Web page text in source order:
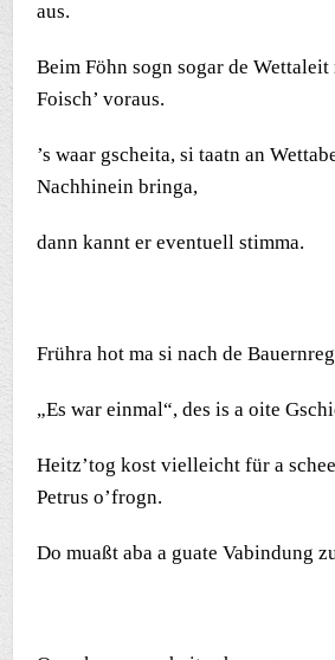
aus.
Beim Föhn sogn sogar de Wettaleit
Foisch’ voraus.
’s waar gscheita, si taatn an
Nachhinein bringa,
dann kannt er eventuell stimma.
Frühra hot ma si nach de
„Es war einmal“, des is a oite
Heitz’tog kost vielleicht für a
Petrus o’frogn.
Do muaßt aba a guate Vabindung